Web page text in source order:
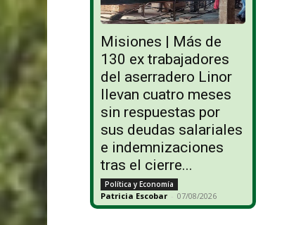
Misiones | Más de
130 ex trabajadores
del aserradero Linor
llevan cuatro meses
sin respuestas por
sus deudas salariales
e indemnizaciones
tras el cierre...
Política y Economía
Patricia Escobar - 07/08/2026